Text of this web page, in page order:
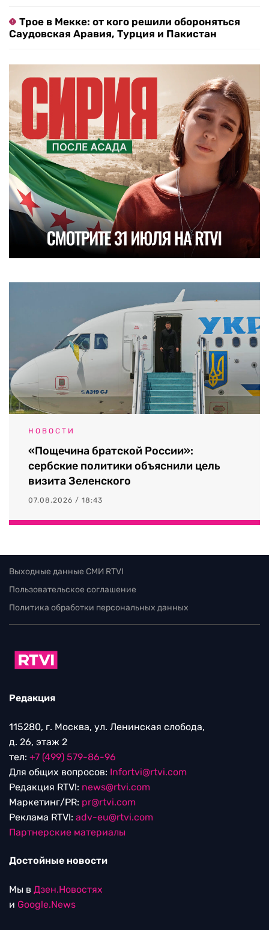
Трое в Мекке: от кого решили обороняться
Саудовская Аравия, Турция и Пакистан
НОВОСТИ
«Пощечина братской России»:
сербские политики объяснили цель
визита Зеленского
07.08.2026 / 18:43
Выходные данные СМИ RTVI
Пользовательское соглашение
Политика обработки персональных данных
Редакция
115280, г. Москва, ул. Ленинская слобода,
д. 26, этаж 2
тел: +7 (499) 579-86-96
Для общих вопросов: Infortvi@rtvi.com
Редакция RTVI: news@rtvi.com
Маркетинг/PR: pr@rtvi.com
Реклама RTVI: adv-eu@rtvi.com
Партнерские материалы
Достойные новости
Мы в Дзен.Новостях
и Google.News